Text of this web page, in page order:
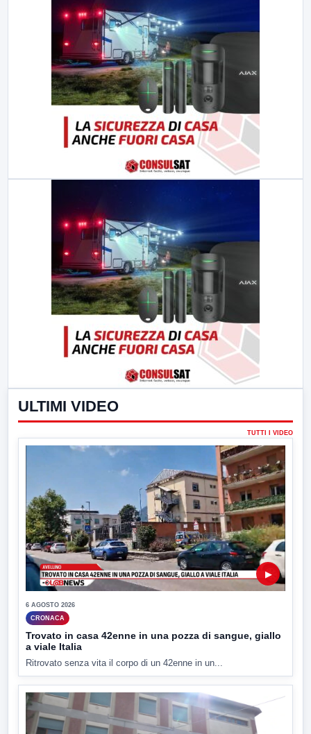
ULTIMI VIDEO
TUTTI I VIDEO
▶
6 AGOSTO 2026
CRONACA
Trovato in casa 42enne in una pozza di sangue, giallo
a viale Italia
Ritrovato senza vita il corpo di un 42enne in un...